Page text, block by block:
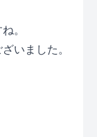
。
いました。